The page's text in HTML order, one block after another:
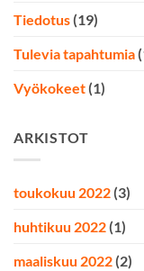
Tiedotus (19)
Tulevia tapahtumia
Vyökokeet (1)
ARKISTOT
toukokuu 2022 (3)
huhtikuu 2022 (1)
maaliskuu 2022 (2)